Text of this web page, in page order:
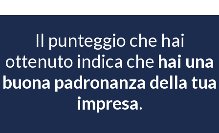
Il punteggio che hai
ottenuto indica che hai una
buona padronanza della tua
impresa.